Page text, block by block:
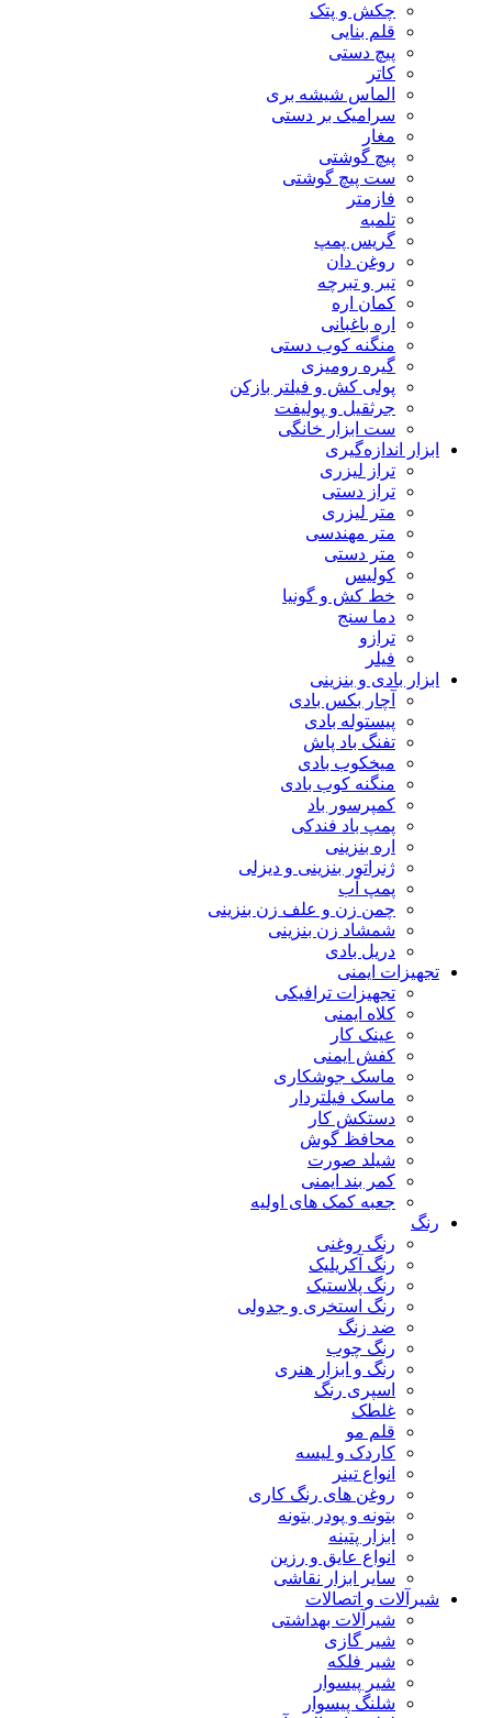
چکش و پتک
قلم بنایی
پیچ دستی
کاتر
الماس شیشه بری
سرامیک بر دستی
مغار
پیچ گوشتی
ست پیچ گوشتی
فازمتر
تلمبه
گریس پمپ
روغن دان
تبر و تبرچه
کمان اره
اره باغبانی
منگنه کوب دستی
گیره رومیزی
پولی کش و فیلتر بازکن
جرثقیل و پولیفت
ست ابزار خانگی
ابزار اندازه‌گیری
تراز لیزری
تراز دستی
متر لیزری
متر مهندسی
متر دستی
کولیس
خط کش و گونیا
دما سنج
ترازو
فیلر
ابزار بادی و بنزینی
آچار بکس بادی
پیستوله بادی
تفنگ باد پاش
میخکوب بادی
منگنه کوب بادی
کمپرسور باد
پمپ باد فندکی
اره بنزینی
ژنراتور بنزینی و دیزلی
پمپ آب
چمن زن و علف زن بنزینی
شمشاد زن بنزینی
دریل بادی
تجهیزات ایمنی
تجهیزات ترافیکی
کلاه ایمنی
عینک کار
کفش ایمنی
ماسک جوشکاری
ماسک فیلتردار
دستکش کار
محافظ گوش
شیلد صورت
کمر بند ایمنی
جعبه کمک های اولیه
رنگ
رنگ روغنی
رنگ آکریلیک
رنگ پلاستیک
رنگ استخری و جدولی
ضد زنگ
رنگ چوب
رنگ و ابزار هنری
اسپری رنگ
غلطک
قلم مو
کاردک و لیسه
انواع تینر
روغن های رنگ کاری
بتونه و پودر بتونه
ابزار پتینه
انواع عایق و رزین
سایر ابزار نقاشی
شیرآلات و اتصالات
شیرآلات بهداشتی
شیر گازی
شیر فلکه
شیر پیسوار
شلنگ پیسوار